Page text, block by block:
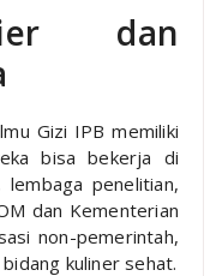
dan
Gizi IPB memiliki
bisa bekerja di
lembaga penelitian,
dan Kementerian
non-pemerintah,
kuliner sehat.